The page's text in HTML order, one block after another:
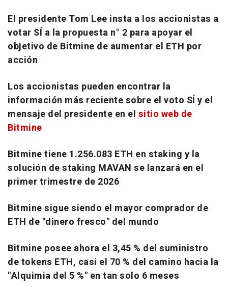
El presidente Tom Lee insta a los accionistas a
votar SÍ a la propuesta n° 2 para apoyar el
objetivo de Bitmine de aumentar el ETH por
acción
Los accionistas pueden encontrar la
información más reciente sobre el voto SÍ y el
mensaje del presidente en el sitio web de
Bitmine
Bitmine tiene 1.256.083 ETH en staking y la
solución de staking MAVAN se lanzará en el
primer trimestre de 2026
Bitmine sigue siendo el mayor comprador de
ETH de "dinero fresco" del mundo
Bitmine posee ahora el 3,45 % del suministro
de tokens ETH, casi el 70 % del camino hacia la
"Alquimia del 5 %" en tan solo 6 meses